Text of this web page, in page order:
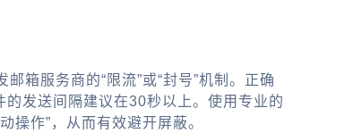
箱服务商的“限流”或“封号”机制。正确
发送间隔建议在30秒以上。使用专业的
操作”，从而有效避开屏蔽。